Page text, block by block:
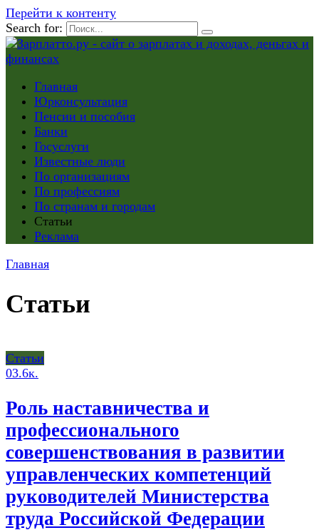
Перейти к контенту
Search for:
Главная
Юрконсультация
Пенсии и пособия
Банки
Госуслуги
Известные люди
По организациям
По профессиям
По странам и городам
Статьи
Реклама
Главная
Статьи
Статьи
03.6к.
Роль наставничества и
профессионального
совершенствования в развитии
управленческих компетенций
руководителей Министерства
труда Российской Федерации